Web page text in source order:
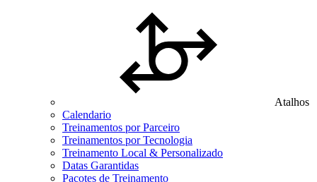
Atalhos
Calendario
Treinamentos por Parceiro
Treinamentos por Tecnologia
Treinamento Local & Personalizado
Datas Garantidas
Pacotes de Treinamento